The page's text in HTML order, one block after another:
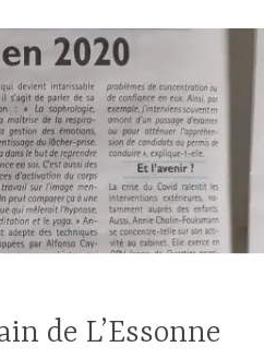
de L’Essonne